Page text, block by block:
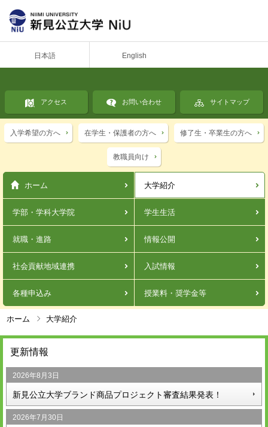
日本語 English
アクセス お問い合わせ サイトマップ
入学希望の方へ 在学生・保護者の方へ 修了生・卒業生の方へ
教職員向け
ホーム 大学紹介
学部・学科大学院 学生生活
就職・進路 情報公開
社会貢献地域連携 入試情報
各種申込み 授業料・奨学金等
ホーム 大学紹介
更新情報
2026年8月3日
新見公立大学ブランド商品プロジェクト審査結果発表！
2026年7月30日